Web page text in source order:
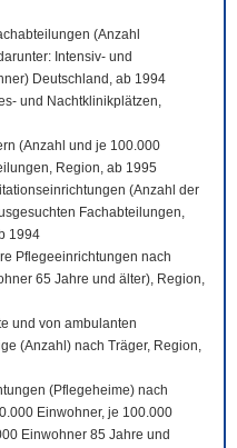
(Anzahl
Intensiv- und
Deutschland, ab 1994
und Nachtklinikplätzen,
(Anzahl und je 100.000
Region, ab 1995
(Anzahl der
Fachabteilungen,
1994
Pflegeeinrichtungen nach
65 Jahre und älter), Region,
und von ambulanten
(Anzahl) nach Träger, Region,
(Pflegeheime) nach
Einwohner, je 100.000
Einwohner 85 Jahre und